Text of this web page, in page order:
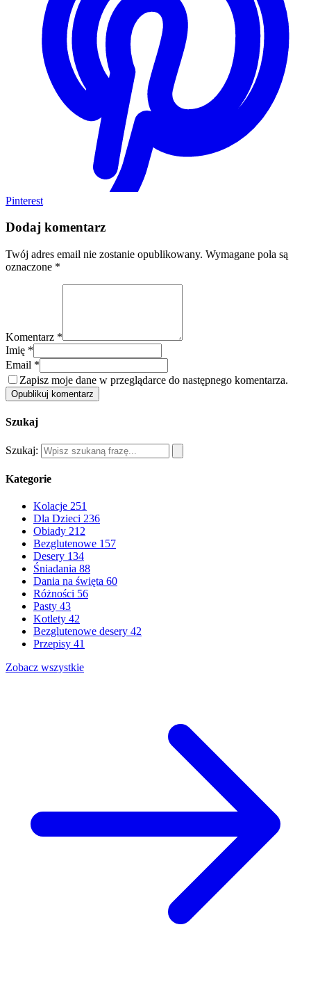
Pinterest
Dodaj komentarz
Twój adres email nie zostanie opublikowany. Wymagane pola są
oznaczone *
Komentarz *
Imię *
Email *
Zapisz moje dane w przeglądarce do następnego komentarza.
Opublikuj komentarz
Szukaj
Szukaj:
Kategorie
Kolacje 251
Dla Dzieci 236
Obiady 212
Bezglutenowe 157
Desery 134
Śniadania 88
Dania na święta 60
Różności 56
Pasty 43
Kotlety 42
Bezglutenowe desery 42
Przepisy 41
Zobacz wszystkie